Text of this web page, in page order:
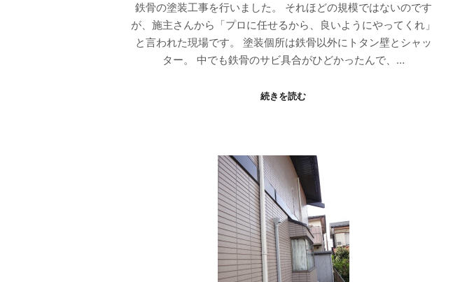
鉄骨の塗装工事を行いました。 それほどの規模ではないのです
が、施主さんから「プロに任せるから、良いようにやってくれ」
と言われた現場です。 塗装個所は鉄骨以外にトタン壁とシャッ
ター。 中でも鉄骨のサビ具合がひどかったんで、…
続きを読む